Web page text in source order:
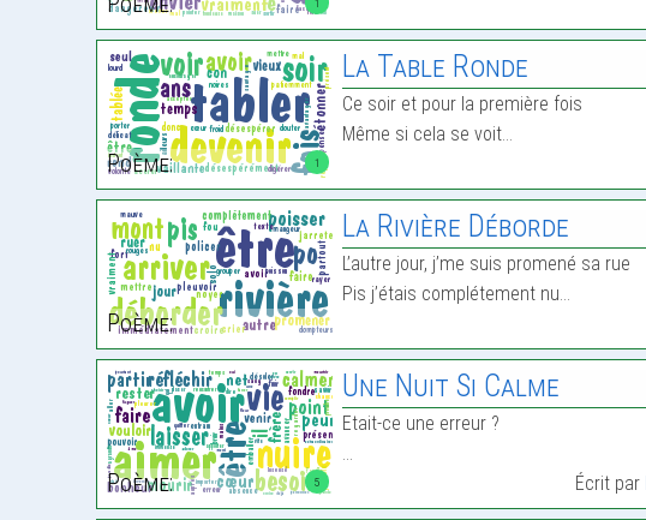
1
Poème:
La Table Ronde
Ce soir et pour la première fois
Même si cela se voit…
Poème:
La Rivière Déborde
L’autre jour, j’me suis promené sa rue
Pis j’étais complétement nu…
5
Poème:
Une Nuit Si Calme
Etait-ce une erreur ?
…
Écrit par